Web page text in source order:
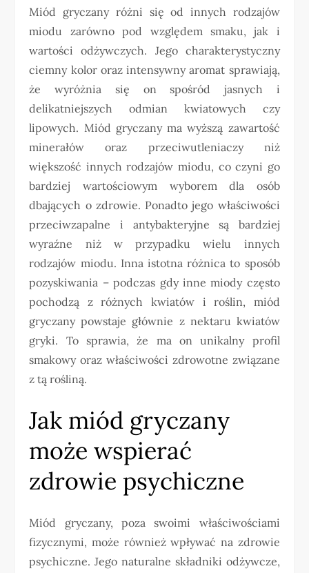
Miód gryczany różni się od innych rodzajów
miodu zarówno pod względem smaku, jak i
wartości odżywczych. Jego charakterystyczny
ciemny kolor oraz intensywny aromat sprawiają,
że wyróżnia się on spośród jasnych i
delikatniejszych odmian kwiatowych czy
lipowych. Miód gryczany ma wyższą zawartość
minerałów oraz przeciwutleniaczy niż
większość innych rodzajów miodu, co czyni go
bardziej wartościowym wyborem dla osób
dbających o zdrowie. Ponadto jego właściwości
przeciwzapalne i antybakteryjne są bardziej
wyraźne niż w przypadku wielu innych
rodzajów miodu. Inna istotna różnica to sposób
pozyskiwania – podczas gdy inne miody często
pochodzą z różnych kwiatów i roślin, miód
gryczany powstaje głównie z nektaru kwiatów
gryki. To sprawia, że ma on unikalny profil
smakowy oraz właściwości zdrowotne związane
z tą rośliną.
Jak miód gryczany
może wspierać
zdrowie psychiczne
Miód gryczany, poza swoimi właściwościami
fizycznymi, może również wpływać na zdrowie
psychiczne. Jego naturalne składniki odżywcze,